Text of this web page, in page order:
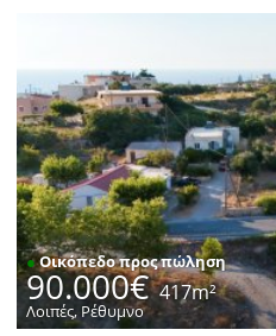
●Οικόπεδο προς πώληση
90.000€ 417m²
Λοιπές, Ρέθυμνο